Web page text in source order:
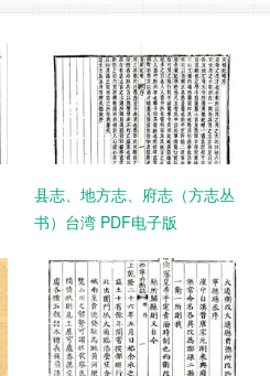
县志、地方志、府志（方志丛
书）台湾 PDF电子版